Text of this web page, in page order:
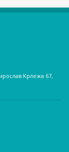
Крлежа 67,